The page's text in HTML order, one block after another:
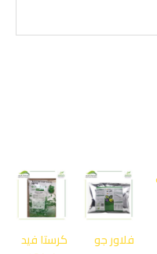
فلاور جو
كرستا فيد